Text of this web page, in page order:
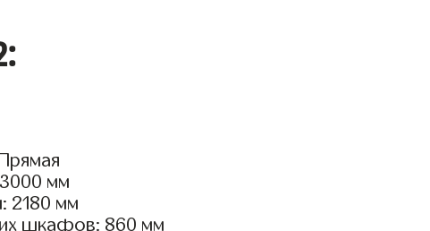
мм
2180 мм
шкафов: 860 мм